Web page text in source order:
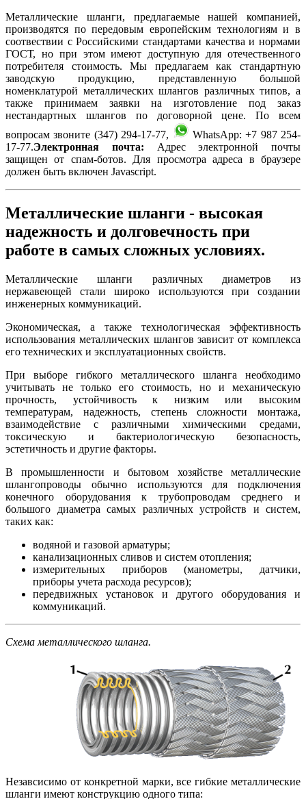
Металлические шланги, предлагаемые нашей компанией,
производятся по передовым европейским технологиям и в
соотвествии с Российскими стандартами качества и нормами
ГОСТ, но при этом имеют доступную для отечественного
потребителя стоимость. Мы предлагаем как стандартную
заводскую продукцию, представленную большой
номенклатурой металлических шлангов различных типов, а
также принимаем заявки на изготовление под заказ
нестандартных шлангов по договорной цене. По всем
вопросам звоните (347) 294-17-77,
WhatsApp: +7 987 254-
17-77.Электронная почта:
Адрес электронной почты
защищен от спам-ботов. Для просмотра адреса в браузере
должен быть включен Javascript.
Металлические шланги - высокая
надежность и долговечность при
работе в самых сложных условиях.
Металлические шланги различных диаметров из
нержавеющей стали широко используются при создании
инженерных коммуникаций.
Экономическая, а также технологическая эффективность
использования металлических шлангов зависит от комплекса
его технических и эксплуатационных свойств.
При выборе гибкого металлического шланга необходимо
учитывать не только его стоимость, но и механическую
прочность, устойчивость к низким или высоким
температурам, надежность, степень сложности монтажа,
взаимодействие с различными химическими средами,
токсическую и бактериологическую безопасность,
эстетичность и другие факторы.
В промышленности и бытовом хозяйстве металлические
шлангопроводы обычно используются для подключения
конечного оборудования к трубопроводам среднего и
большого диаметра самых различных устройств и систем,
таких как:
водяной и газовой арматуры;
канализационных сливов и систем отопления;
измерительных приборов (манометры, датчики,
приборы учета расхода ресурсов);
передвижных установок и другого оборудования и
коммуникаций.
Схема металлического шланга.
Незавсисимо от конкретной марки, все гибкие металлические
шланги имеют конструкцию одного типа: